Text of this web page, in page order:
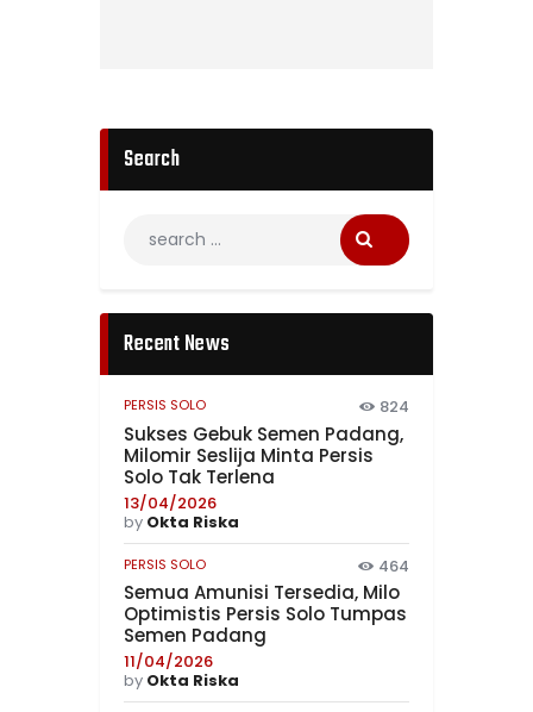
Search
Recent News
PERSIS SOLO 824
Sukses Gebuk Semen Padang,
Milomir Seslija Minta Persis
Solo Tak Terlena
13/04/2026
by Okta Riska
PERSIS SOLO 464
Semua Amunisi Tersedia, Milo
Optimistis Persis Solo Tumpas
Semen Padang
11/04/2026
by Okta Riska